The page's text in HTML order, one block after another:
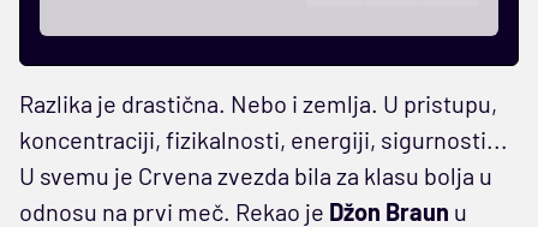
Razlika je drastična. Nebo i zemlja. U pristupu,
koncentraciji, fizikalnosti, energiji, sigurnosti...
U svemu je Crvena zvezda bila za klasu bolja u
odnosu na prvi meč. Rekao je Džon Braun u